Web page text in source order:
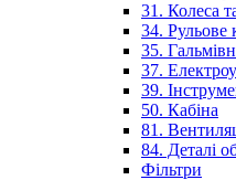
31. Колеса
34. Рульове
35.
37.
39.
50. Кабіна
81.
84. Деталі
Фільтри